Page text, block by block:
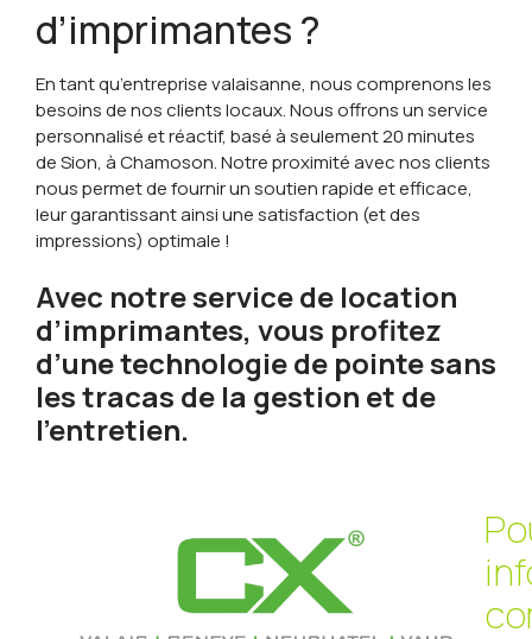
d’imprimantes ?
En tant qu’entreprise valaisanne, nous comprenons les
besoins de nos clients locaux. Nous offrons un service
personnalisé et réactif, basé à seulement 20 minutes
de Sion, à Chamoson. Notre proximité avec nos clients
nous permet de fournir un soutien rapide et efficace,
leur garantissant ainsi une satisfaction (et des
impressions) optimale !
Avec notre service de location
d’imprimantes, vous profitez
d’une technologie de pointe sans
les tracas de la gestion et de
l’entretien.